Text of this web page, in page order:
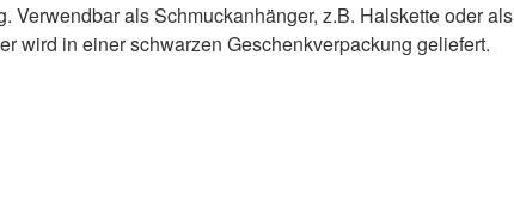
Verwendbar als Schmuckanhänger, z.B. Halskette oder als
wird in einer schwarzen Geschenkverpackung geliefert.